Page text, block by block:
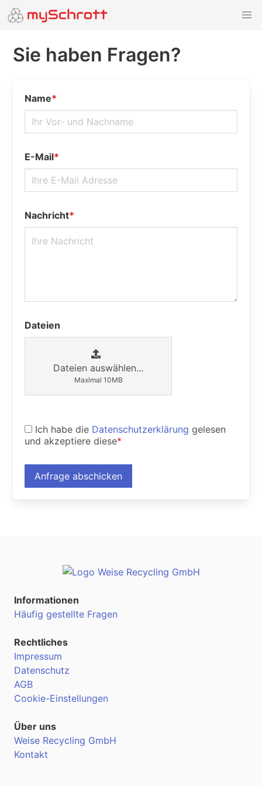
Sie haben Fragen?
Name*
E-Mail*
Nachricht*
Dateien
Dateien auswählen...
Maximal 10MB
Ich habe die Datenschutzerklärung gelesen
und akzeptiere diese*
Anfrage abschicken
Informationen
Häufig gestellte Fragen
Rechtliches
Impressum
Datenschutz
AGB
Cookie-Einstellungen
Über uns
Weise Recycling GmbH
Kontakt